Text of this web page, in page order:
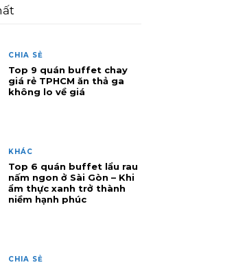
CHIA SẺ
Top 9 quán buffet chay
giá rẻ TPHCM ăn thả ga
không lo về giá
KHÁC
Top 6 quán buffet lẩu rau
nấm ngon ở Sài Gòn – Khi
ẩm thực xanh trở thành
niềm hạnh phúc
CHIA SẺ